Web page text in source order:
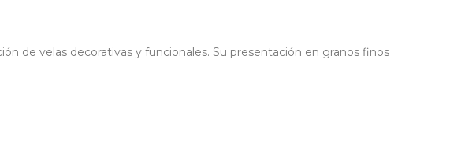
de velas decorativas y funcionales. Su presentación en granos finos